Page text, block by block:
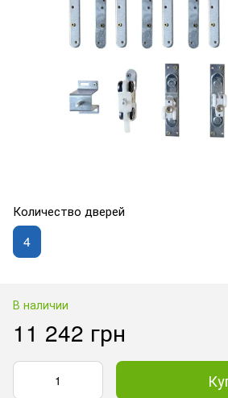
Количество дверей
4
В наличии
11 242 грн